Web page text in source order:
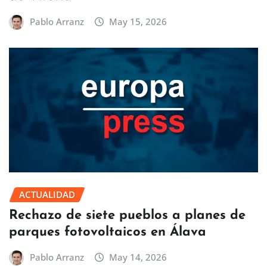
Pablo Arranz May 15, 2026
ACTUALIDAD
Rechazo de siete pueblos a planes de
parques fotovoltaicos en Álava
Pablo Arranz May 14, 2026